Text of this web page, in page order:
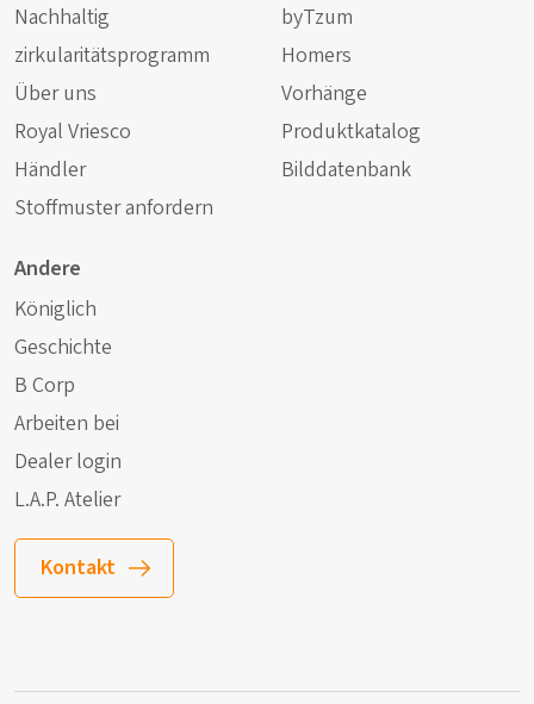
Nachhaltig
zirkularitätsprogramm
Über uns
Royal Vriesco
Händler
Stoffmuster anfordern
byTzum
Homers
Vorhänge
Produktkatalog
Bilddatenbank
Andere
Königlich
Geschichte
B Corp
Arbeiten bei
Dealer login
L.A.P. Atelier
Kontakt